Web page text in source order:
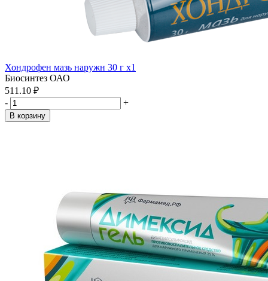
Хондрофен мазь наружн 30 г x1
Биосинтез ОАО
511.10 ₽
-
+
В корзину